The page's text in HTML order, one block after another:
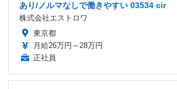
あり/ノルマなしで働きやすい 03534 cir
株式会社エストロワ
東京都
月給26万円～28万円
正社員